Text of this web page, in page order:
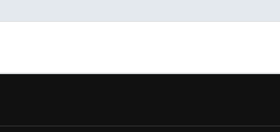
ter
ebo